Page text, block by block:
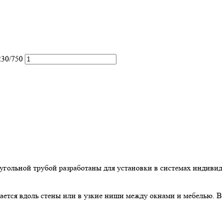
750
трубой разработаны для установки в системах
вдоль стены или в узкие ниши между окнами и мебелью.